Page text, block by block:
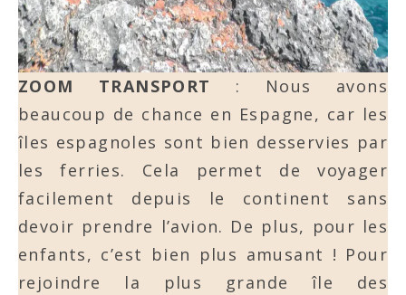
ZOOM TRANSPORT
: Nous avons
beaucoup de chance en Espagne, car les
îles espagnoles sont bien desservies par
les ferries. Cela permet de voyager
facilement depuis le continent sans
devoir prendre l’avion. De plus, pour les
enfants, c’est bien plus amusant ! Pour
rejoindre la plus grande île des